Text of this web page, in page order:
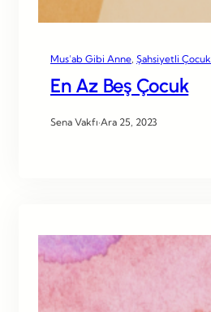
Mus’ab Gibi Anne Şahsiyetli Çocuk
En Az Beş Çocuk
Sena Vakfı·Ara 25, 2023